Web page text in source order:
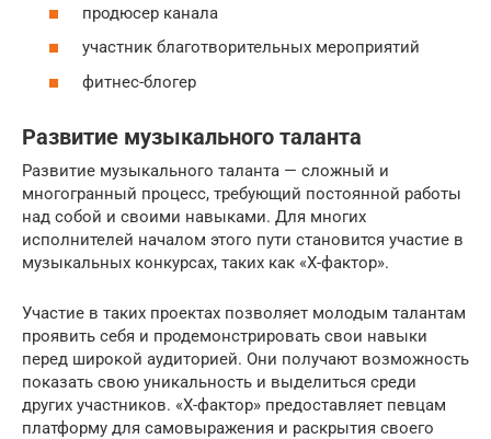
продюсер канала
участник благотворительных мероприятий
фитнес-блогер
Развитие музыкального таланта
Развитие музыкального таланта — сложный и
многогранный процесс, требующий постоянной работы
над собой и своими навыками. Для многих
исполнителей началом этого пути становится участие в
музыкальных конкурсах, таких как «Х-фактор».
Участие в таких проектах позволяет молодым талантам
проявить себя и продемонстрировать свои навыки
перед широкой аудиторией. Они получают возможность
показать свою уникальность и выделиться среди
других участников. «Х-фактор» предоставляет певцам
платформу для самовыражения и раскрытия своего